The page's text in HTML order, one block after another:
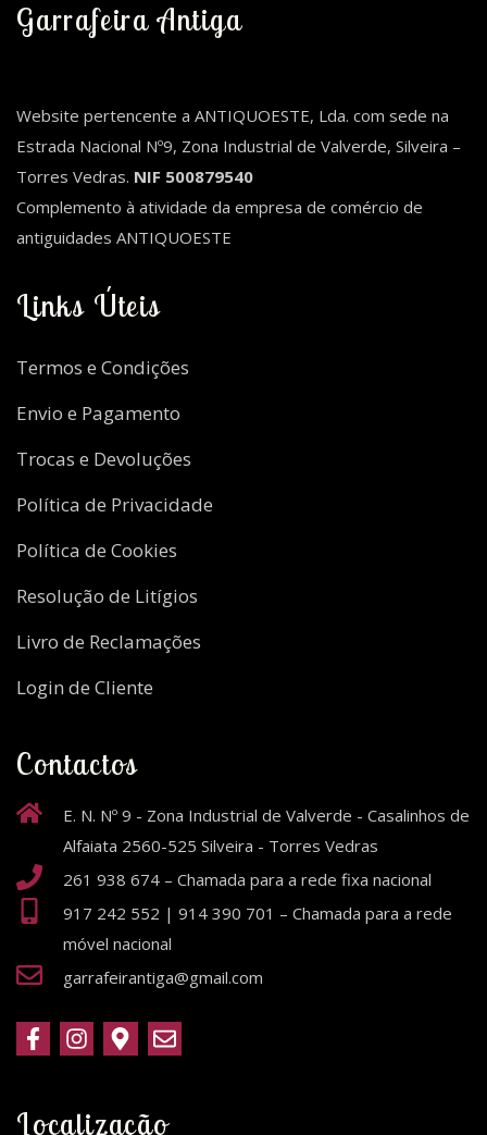
Garrafeira Antiga
Website pertencente a ANTIQUOESTE, Lda. com sede na
Estrada Nacional Nº9, Zona Industrial de Valverde, Silveira –
Torres Vedras. NIF 500879540
Complemento à atividade da empresa de comércio de
antiguidades ANTIQUOESTE
Links Úteis
Termos e Condições
Envio e Pagamento
Trocas e Devoluções
Política de Privacidade
Política de Cookies
Resolução de Litígios
Livro de Reclamações
Login de Cliente
Contactos
E. N. Nº 9 - Zona Industrial de Valverde - Casalinhos de
Alfaiata 2560-525 Silveira - Torres Vedras
261 938 674 – Chamada para a rede fixa nacional
917 242 552 | 914 390 701 – Chamada para a rede
móvel nacional
garrafeirantiga@gmail.com
Localização